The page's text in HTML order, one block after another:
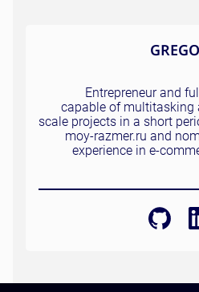
Entrepreneur and
capable of multitasking
scale projects in a short
moy-razmer.ru and
experience in e-